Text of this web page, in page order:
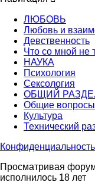
ЛЮБОВЬ
Любовь и
Девственность
Что со мной не
НАУКА
Психология
Сексология
ОБЩИЙ
Общие вопросы
Культура
Технический
Конфиденциальность
Просматривая
исполнилось 18 лет